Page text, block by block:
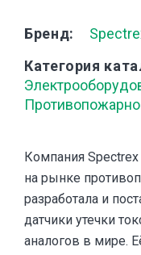
Бренд
Категория
Компания
на рынке
разработала и
датчики утечки
аналогов в мире.